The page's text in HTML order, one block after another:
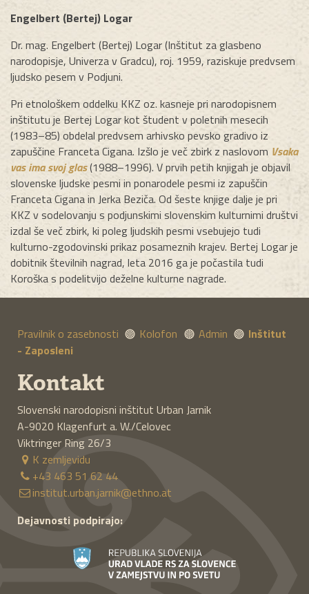
Engelbert (Bertej) Logar
Dr. mag. Engelbert (Bertej) Logar (Inštitut za glasbeno
narodopisje, Univerza v Gradcu), roj. 1959, raziskuje predvsem
ljudsko pesem v Podjuni.
Pri etnološkem oddelku KKZ oz. kasneje pri narodopisnem
inštitutu je Bertej Logar kot študent v poletnih mesecih
(1983–85) obdelal predvsem arhivsko pevsko gradivo iz
zapuščine Franceta Cigana. Izšlo je več zbirk z naslovom Vsaka
vas ima svoj glas(1988–1996). V prvih petih knjigah je objavil
slovenske ljudske pesmi in ponarodele pesmi iz zapuščin
Franceta Cigana in Jerka Beziča. Od šeste knjige dalje je pri
KKZ v sodelovanju s podjunskimi slovenskim kulturnimi društvi
izdal še več zbirk, ki poleg ljudskih pesmi vsebujejo tudi
kulturno-zgodovinski prikaz posameznih krajev. Bertej Logar je
dobitnik številnih nagrad, leta 2016 ga je počastila tudi
Koroška s podelitvijo deželne kulturne nagrade.
Pravilnik o zasebnosti Kolofon Admin
Inštitut
- Zaposleni
Kontakt
Slovenski narodopisni inštitut Urban Jarnik
A-9020 Klagenfurt a. W./Celovec
Viktringer Ring 26/3
K zemljevidu
+43 463 51 62 44
institut.urban.jarnik@ethno.at
Dejavnosti podpirajo: